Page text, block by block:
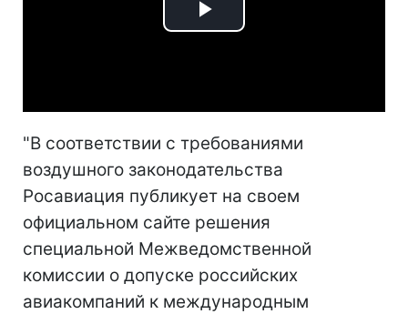
Play
"В соответствии с требованиями
воздушного законодательства
Росавиация публикует на своем
официальном сайте решения
специальной Межведомственной
комиссии о допуске российских
авиакомпаний к международным